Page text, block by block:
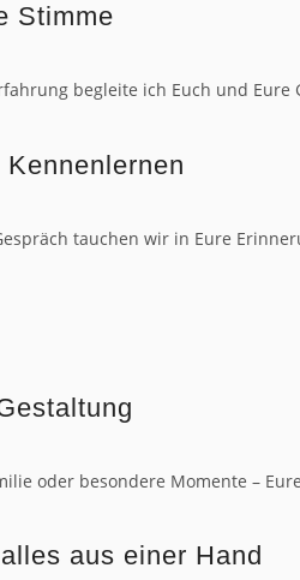
Stimme
begleite ich Euch und Eure
tauchen wir in Eure
oder besondere Momente –
aus einer Hand